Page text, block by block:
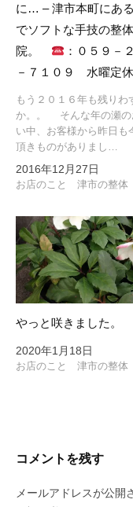
に… – 津市本町にあ
でソフトな手技の整体
院。
：０５９－
－７１０９ 水曜定休
もう２０１６年も残りわ
か。。 そんな年の瀬の
い中、お客様から昨日も
頂きものがありまし…
2016年12月27日
お店のこと 津市の整体
やっと咲きました。
2020年1月18日
お店のこと 津市の整体
コメントを残す
メールアドレスが公開